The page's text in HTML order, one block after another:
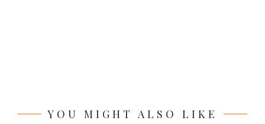
YOU MIGHT ALSO LIKE